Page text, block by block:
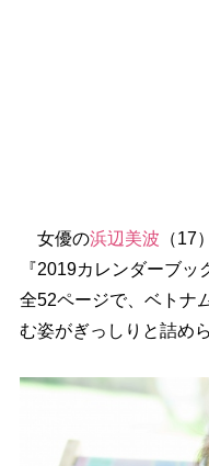
女優の浜辺美波 （17
『2019カレンダーブッ
全52ページで、ベトナ
む姿がぎっしりと詰め